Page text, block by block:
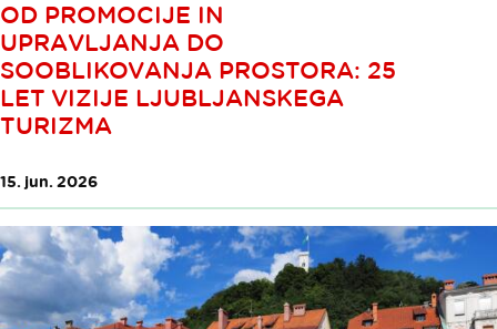
OD PROMOCIJE IN
UPRAVLJANJA DO
SOOBLIKOVANJA PROSTORA: 25
LET VIZIJE LJUBLJANSKEGA
TURIZMA
15. jun. 2026